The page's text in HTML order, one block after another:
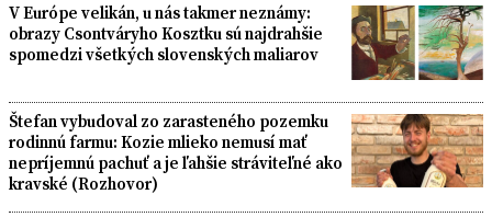
V Európe velikán, u nás takmer neznámy:
obrazy Csontváryho Kosztku sú najdrahšie
spomedzi všetkých slovenských maliarov
Štefan vybudoval zo zarasteného pozemku
rodinnú farmu: Kozie mlieko nemusí mať
nepríjemnú pachuť a je ľahšie stráviteľné ako
kravské (Rozhovor)